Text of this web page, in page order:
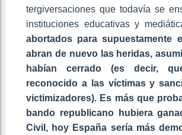
tergiversaciones que todavía se
instituciones educativas y
abortados para supuestamente
abran de nuevo las heridas,
habían cerrado (es decir,
reconocido a las víctimas y
victimizadores). Es más que
bando republicano hubiera
Civil, hoy España sería más